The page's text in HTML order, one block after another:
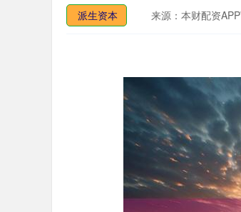
派生资本 来源：本财配资